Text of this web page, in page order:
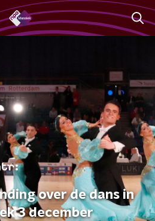
over de dans in
3 december